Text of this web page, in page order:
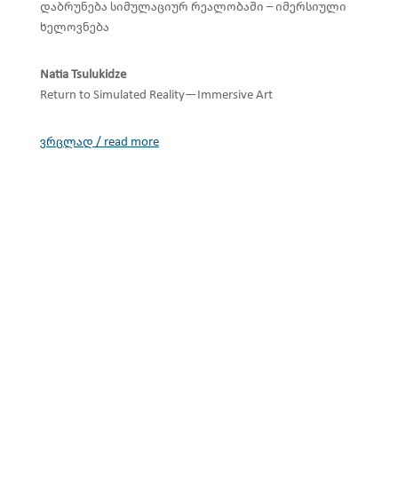
დაბრუნება სიმულაციურ რეალობაში – იმერსიული
ხელოვნება
Natia Tsulukidze
Return to Simulated Reality—Immersive Art
ვრცლად / read more